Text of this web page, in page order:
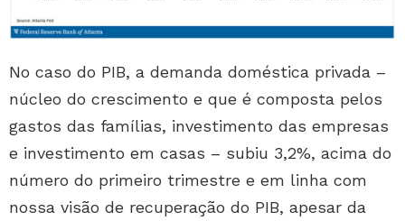
No caso do PIB, a demanda doméstica privada –
núcleo do crescimento e que é composta pelos
gastos das famílias, investimento das empresas
e investimento em casas – subiu 3,2%, acima do
número do primeiro trimestre e em linha com
nossa visão de recuperação do PIB, apesar da